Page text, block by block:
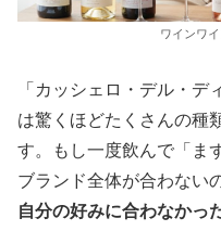
ワインワ
「カッシェロ・デル・
は驚くほどたくさんの種
す。もし一度飲んで「ま
ブランド全体が合わない
自分の好みに合わなかっ